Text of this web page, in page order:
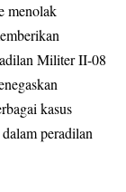
menolak
Militer II-08
kasus
peradilan